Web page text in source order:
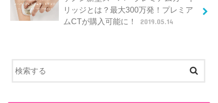
リッジとは？最大300万発！プレミア
ムCTが購入可能に！
2019.05.14